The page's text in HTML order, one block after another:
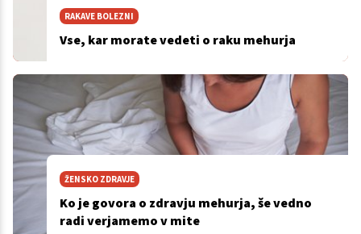
RAKAVE BOLEZNI
Vse, kar morate vedeti o raku mehurja
ŽENSKO ZDRAVJE
Ko je govora o zdravju mehurja, še vedno
radi verjamemo v mite